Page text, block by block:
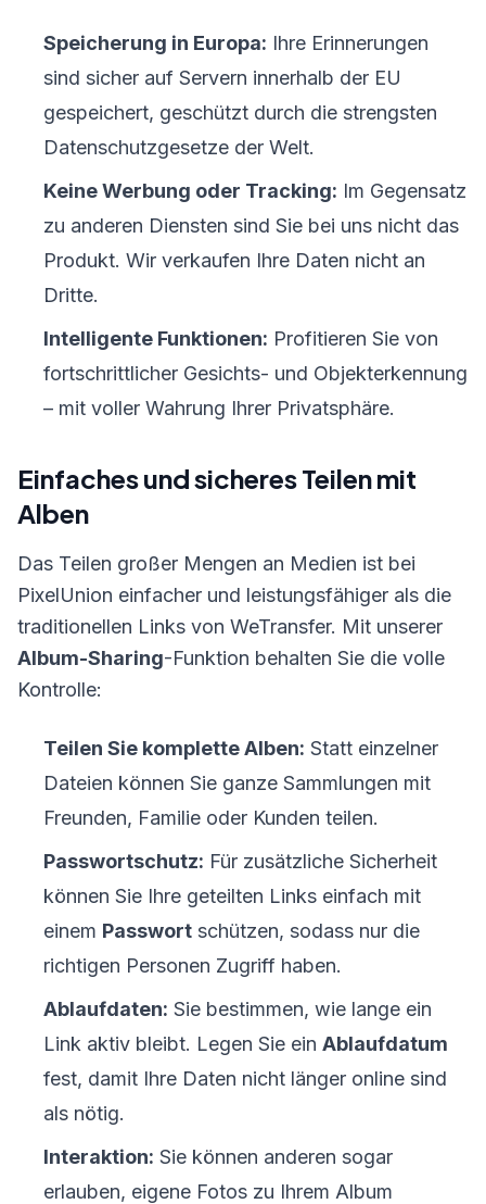
Speicherung in Europa: Ihre Erinnerungen
sind sicher auf Servern innerhalb der EU
gespeichert, geschützt durch die strengsten
Datenschutzgesetze der Welt.
Keine Werbung oder Tracking: Im Gegensatz
zu anderen Diensten sind Sie bei uns nicht das
Produkt. Wir verkaufen Ihre Daten nicht an
Dritte.
Intelligente Funktionen: Profitieren Sie von
fortschrittlicher Gesichts- und Objekterkennung
– mit voller Wahrung Ihrer Privatsphäre.
Einfaches und sicheres Teilen mit
Alben
Das Teilen großer Mengen an Medien ist bei
PixelUnion einfacher und leistungsfähiger als die
traditionellen Links von WeTransfer. Mit unserer
Album-Sharing-Funktion behalten Sie die volle
Kontrolle:
Teilen Sie komplette Alben: Statt einzelner
Dateien können Sie ganze Sammlungen mit
Freunden, Familie oder Kunden teilen.
Passwortschutz: Für zusätzliche Sicherheit
können Sie Ihre geteilten Links einfach mit
einem Passwort schützen, sodass nur die
richtigen Personen Zugriff haben.
Ablaufdaten: Sie bestimmen, wie lange ein
Link aktiv bleibt. Legen Sie ein Ablaufdatum
fest, damit Ihre Daten nicht länger online sind
als nötig.
Interaktion: Sie können anderen sogar
erlauben, eigene Fotos zu Ihrem Album